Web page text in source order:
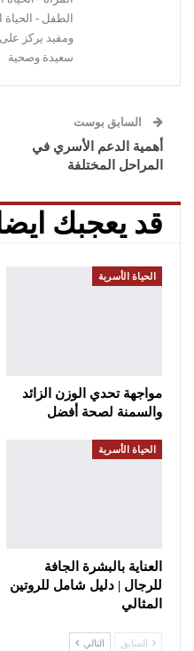
الطفل -
ومفيد يركز على
سعيدة وصحية
السابق بوست
أهمية الدعم الأسري في
المراحل المختلفة
قد يعجبك
الحياة الأسرية
مواجهة تحدي الوزن الزائد
والسمنة لصحة أفضل
الحياة الأسرية
العناية بالبشرة الجافة
للرجال | دليل شامل للروتين
المثالي
السابق التالي